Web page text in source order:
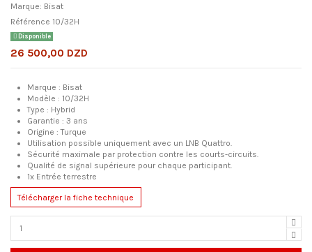
Marque: Bisat
Référence 10/32H
Disponible
26 500,00 DZD
Marque : Bisat
Modèle : 10/32H
Type : Hybrid
Garantie : 3 ans
Origine : Turque
Utilisation possible uniquement avec un LNB Quattro.
Sécurité maximale par protection contre les courts-circuits.
Qualité de signal supérieure pour chaque participant.
1x Entrée terrestre
Télécharger la fiche technique